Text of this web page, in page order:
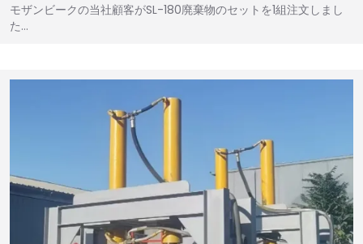
モザンビークの当社顧客がSL-180廃棄物のセットを1組注文しまし
た…